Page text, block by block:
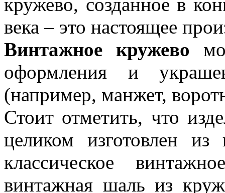
века – это настоящее
Винтажное кружево
оформления и
(например, манжет,
Стоит отметить, что
целиком изготовлен
классическое
винтажная шаль из